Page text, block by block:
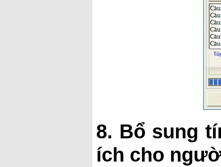
8. Bổ sung
ích cho